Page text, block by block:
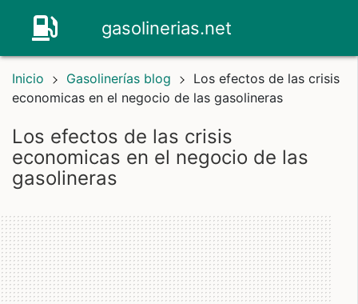
gasolinerias.net
Inicio Gasolinerías blog
Los efectos de las crisis
economicas en el negocio de las gasolineras
los efectos de las crisis
economicas en el negocio de las
gasolineras